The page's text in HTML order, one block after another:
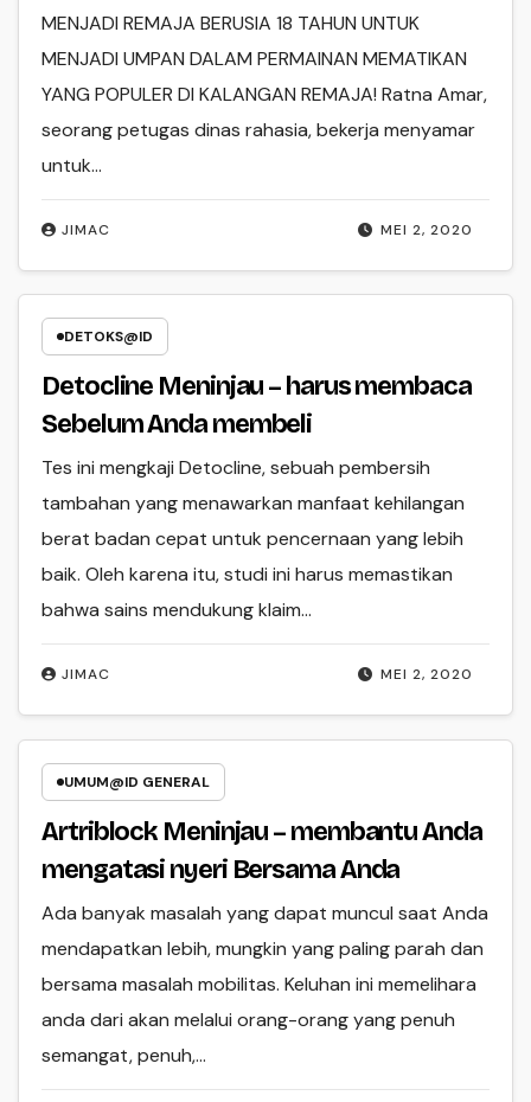
MEI 2, 2020
JIMAC
MENJADI REMAJA BERUSIA 18 TAHUN UNTUK
MENJADI UMPAN DALAM PERMAINAN MEMATIKAN
YANG POPULER DI KALANGAN REMAJA! Ratna Amar,
seorang petugas dinas rahasia, bekerja menyamar
untuk…
DETOKS@ID
Detocline Meninjau – harus membaca
Sebelum Anda membeli
MEI 2, 2020
JIMAC
Tes ini mengkaji Detocline, sebuah pembersih
tambahan yang menawarkan manfaat kehilangan
berat badan cepat untuk pencernaan yang lebih
baik. Oleh karena itu, studi ini harus memastikan
bahwa sains mendukung klaim…
UMUM@ID GENERAL
Artriblock Meninjau – membantu Anda
mengatasi nyeri Bersama Anda
Ada banyak masalah yang dapat muncul saat Anda
mendapatkan lebih, mungkin yang paling parah dan
bersama masalah mobilitas. Keluhan ini memelihara
anda dari akan melalui orang-orang yang penuh
semangat, penuh,…